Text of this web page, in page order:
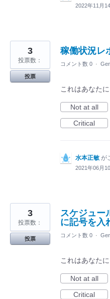
2022年11月
稼働状況レ
3
投票数：
投票
コメント数 0 ·
これはあなた
Not at all
Critical
水本正敏 が
2021年06月
スケジュー
に記号を入
3
投票数：
投票
コメント数 0 ·
これはあなた
Not at all
Critical